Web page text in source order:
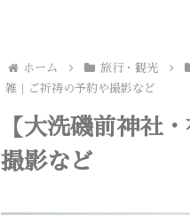
ホーム 旅行・観光
雑｜ご祈祷の予約や撮影など
【大洗磯前神社
撮影など